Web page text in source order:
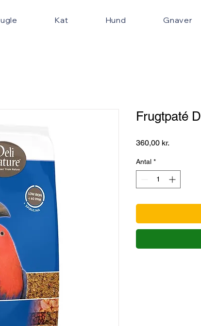
Kat Hund Gnaver
Frugtpaté
360,00 kr.
Antal *